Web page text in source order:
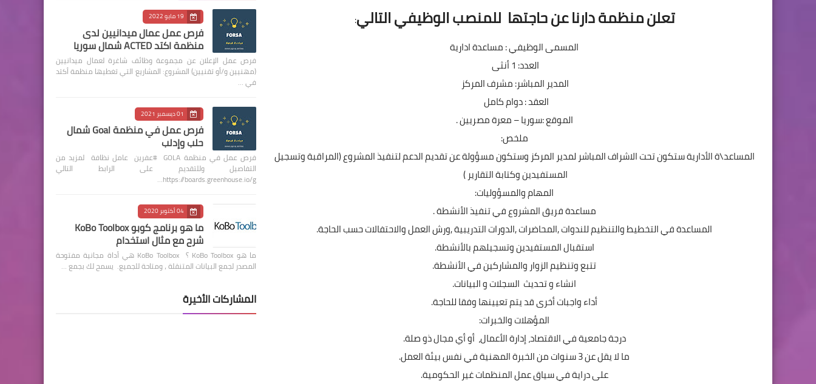
تعلن منظمة دارنا عن حاجتها للمنصب الوظيفي التالي:
المسمى الوظيفي : مساعدة ادارية
العدد: 1 أنثى
المدير المباشر: مشرف المركز
العقد : دوام كامل
الموقع :سوريا – معرة مصريين .
ملخص:
المساعد\ة الأدارية ستكون تحت الاشراف المباشر لمدير المركز وستكون مسؤولة عن تقديم الدعم لتنفيذ المشروع (المراقبة وتسجيل
المستفيدين وكتابة التقارير )
المهام والمسؤوليات:
مساعدة فريق المشروع في تنفيذ الأنشطة .
المساعدة في التخطيط والتنظيم للندوات ,المحاضرات ,الدورات التدريبية ,ورش العمل والاحتفالات حسب الحاجة.
استقبال المستفيدين وتسجيلهم بالأنشطة.
تتبع وتنظيم الزوار والمشاركين في الأنشطة.
انشاء و تحديث السجلات و البيانات.
أداء واجبات أخرى قد يتم تعيينها وفقا للحاجة.
المؤهلات والخبرات:
درجة جامعية في الاقتصاد، إدارة الأعمال، أو أي مجال ذو صلة.
ما لا يقل عن 3 سنوات من الخبرة المهنية في نفس بيئة العمل.
على دراية في سياق عمل المنظمات غير الحكومية.
19 مايو 2022
فرص عمل عمال ميدانيين لدى
منظمة اكتد ACTED شمال سوريا
فرص عمل الإعلان عن مجموعة وظائف شاغرة لعمال ميدانيين
(مهنيين و/أو تقنيين) المشروع: المشاريع التي تغطيها منظمة أكتد
في …
01 ديسمبر 2021
فرص عمل في منظمة Goal شمال
حلب وإدلب
فرص عمل في منظمة GOLA #عفرين عامل نظافة لمزيد من
التفاصيل وللتقديم على الرابط التالي
https://boards.greenhouse.io/g…
04 أكتوبر 2020
ما هو برنامج كوبو KoBo Toolbox
شرح مع مثال استخدام
ما هو KoBo Toolbox ؟ KoBo Toolbox هي أداة مجانية مفتوحة
المصدر لجمع البيانات المتنقلة ، ومتاحة للجميع. يسمح لك بجمع …
المشاركات الأخيرة